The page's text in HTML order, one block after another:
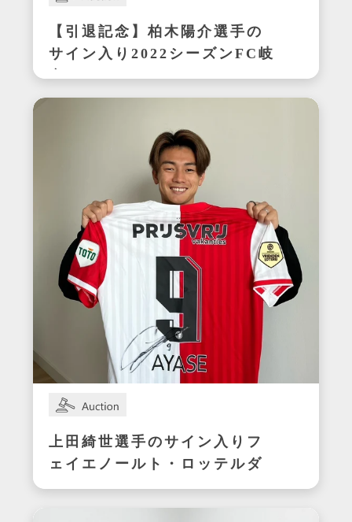
【引退記念】柏木陽介選手の
サイン入り2022シーズンFC岐
阜ユニフォーム
上田綺世選手のサイン入りフ
ェイエノールト・ロッテルダ
ムユニフォーム